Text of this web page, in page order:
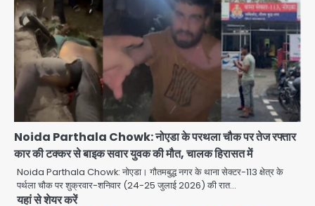
Noida Parthala Chowk: नोएडा के परथला चौक पर तेज रफ्तार
कार की टक्कर से बाइक सवार युवक की मौत, चालक हिरासत में
Noida Parthala Chowk: नोएडा। गौतमबुद्ध नगर के थाना सेक्टर-113 क्षेत्र के
पर्थला चौक पर शुक्रवार-शनिवार (24-25 जुलाई 2026) की रात…
यहां से शेयर करें
3
Student protest in Ranchi: छात्र
पुलिस से भिड़े, आंसू गैस और वाटर कैनन का
इस्तेमाल
Avinash Kumar
4
JP Greens Cosmos Society:
सुविधाओं के लिए संघर्ष कर रहे निवासी, गिरता
प्लास्टर और कमजोर सुरक्षा बनी बड़ी चुनौती
Avinash Kumar
Greater Noida: बाइक सवार को बचाते
समय निर्माणाधीन नाले में गिरी कार, ड्राइवर
बाल-बाल बचा
Avinash Kumar